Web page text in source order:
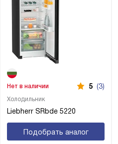
Холодильник
Liebherr SRbde 5220
Нет в наличии 5 (3)
Подобрать аналог